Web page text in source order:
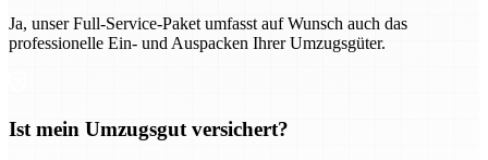
Ja, unser Full-Service-Paket umfasst auf Wunsch auch das
professionelle Ein- und Auspacken Ihrer Umzugsgüter.
Ist mein Umzugsgut versichert?